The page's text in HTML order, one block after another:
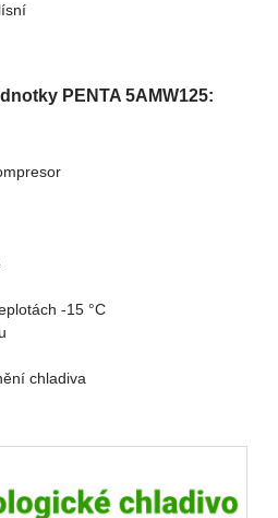
PENTA 5AMW125:
-15 °C
chladiva